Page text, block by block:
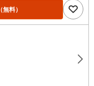
（無料）